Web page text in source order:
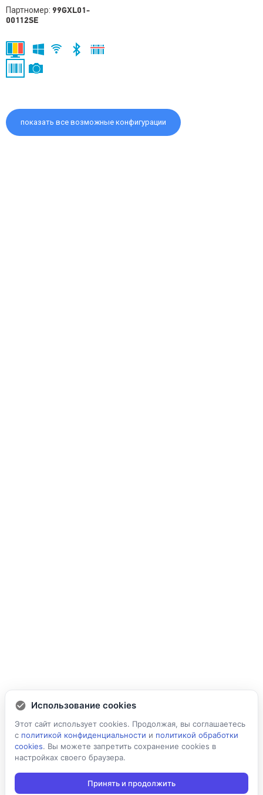
Партномер: 99GXL01-
00112SE
показать все возможные конфигурации
Использование cookies
Этот сайт использует cookies. Продолжая, вы соглашаетесь
с политикой конфиденциальности и политикой обработки
cookies. Вы можете запретить сохранение cookies в
настройках своего браузера.
Принять и продолжить